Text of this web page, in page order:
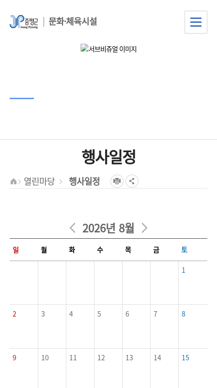
문화·체육시설
행사일정
열린마당 행사일정
2026년 8월
일정달력에 대한 표로 일, 월, 화, 수, 목, 금, 토에 관련된 내용입니다.
일
월 화 수 목 금 토
1
2 3 4 5 6 7 8
9 10 11 12 13 14 15